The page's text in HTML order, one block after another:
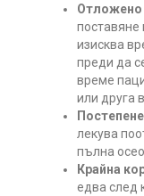
Отложено
поставяне
изисква
преди да
време
или друга
лекува
пълна
Крайна
едва след